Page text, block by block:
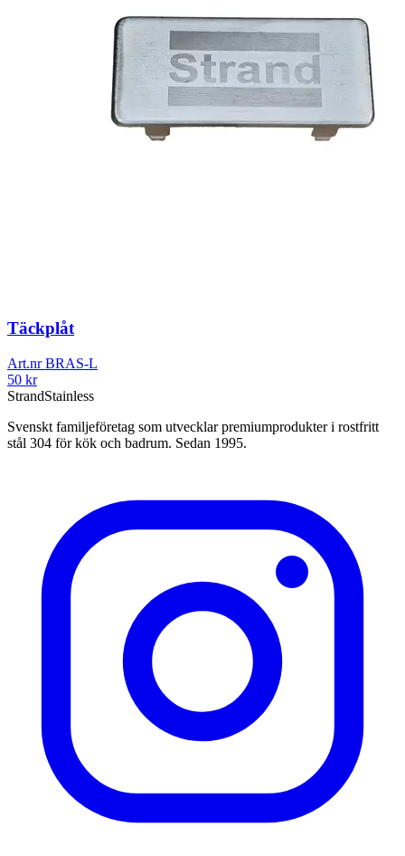
Täckplåt
Art.nrBRAS-L
50 kr
StrandStainless
Svenskt familjeföretag som utvecklar premiumprodukter i rostfritt
stål 304 för kök och badrum. Sedan 1995.